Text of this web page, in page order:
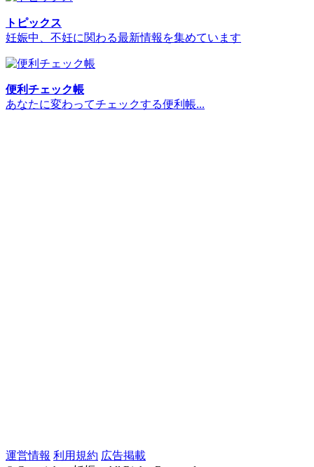
トピックス
妊娠中、不妊に関わる最新情報を集めています
便利チェック帳
あなたに変わってチェックする便利帳...
運営情報 利用規約 広告掲載